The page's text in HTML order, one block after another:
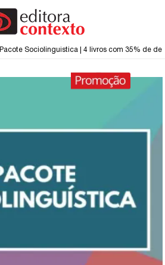
Pacote Sociolinguística | 4 livros com 35% de